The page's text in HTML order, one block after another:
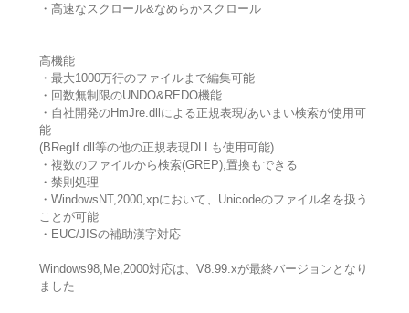
・高速なスクロール&なめらかスクロール
高機能
・最大1000万行のファイルまで編集可能
・回数無制限のUNDO&REDO機能
・自社開発のHmJre.dllによる正規表現/あいまい検索が使用可
能
(BRegIf.dll等の他の正規表現DLLも使用可能)
・複数のファイルから検索(GREP),置換もできる
・禁則処理
・WindowsNT,2000,xpにおいて、Unicodeのファイル名を扱う
ことが可能
・EUC/JISの補助漢字対応
Windows98,Me,2000対応は、V8.99.xが最終バージョンとなり
ました